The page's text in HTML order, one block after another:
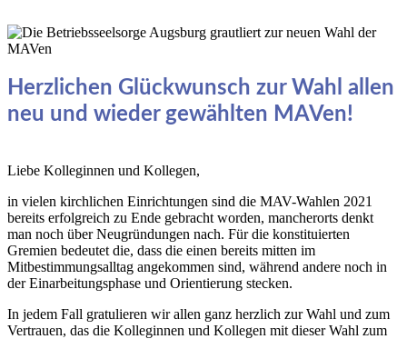
Herzlichen Glückwunsch zur Wahl allen
neu und wieder gewählten MAVen!
Liebe Kolleginnen und Kollegen,
in vielen kirchlichen Einrichtungen sind die MAV-Wahlen 2021
bereits erfolgreich zu Ende gebracht worden, mancherorts denkt
man noch über Neugründungen nach. Für die konstituierten
Gremien bedeutet die, dass die einen bereits mitten im
Mitbestimmungsalltag angekommen sind, während andere noch in
der Einarbeitungsphase und Orientierung stecken.
In jedem Fall gratulieren wir allen ganz herzlich zur Wahl und zum
Vertrauen, das die Kolleginnen und Kollegen mit dieser Wahl zum